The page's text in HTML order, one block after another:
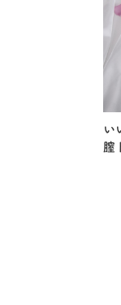
い
膣